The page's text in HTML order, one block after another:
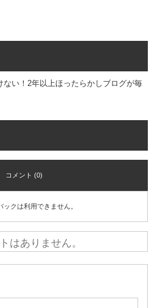
い！2年以上ほったらかしブログが毎
コメント (0)
ックは利用できません。
はありません。